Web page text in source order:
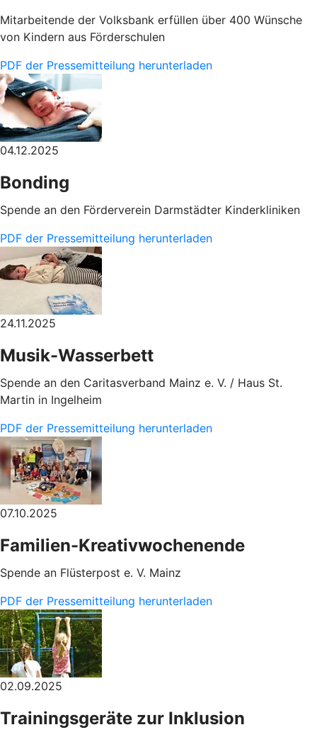
Mitarbeitende der Volksbank erfüllen über 400 Wünsche
von Kindern aus Förderschulen
PDF der Pressemitteilung herunterladen
04.12.2025
Bonding
Spende an den Förderverein Darmstädter Kinderkliniken
PDF der Pressemitteilung herunterladen
24.11.2025
Musik-Wasserbett
Spende an den Caritasverband Mainz e. V. / Haus St.
Martin in Ingelheim
PDF der Pressemitteilung herunterladen
07.10.2025
Familien-Kreativwochenende
Spende an Flüsterpost e. V. Mainz
PDF der Pressemitteilung herunterladen
02.09.2025
Trainingsgeräte zur Inklusion